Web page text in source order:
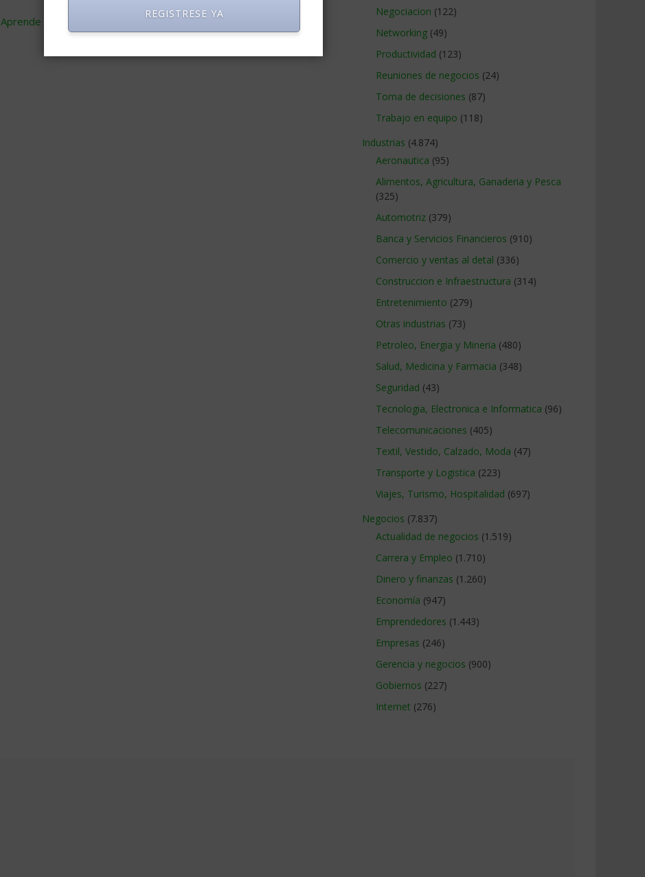
Aprende cómo se procesan los datos de tus comentarios
Negociacion (122)
Networking (49)
Productividad (123)
Reuniones de negocios (24)
Toma de decisiones (87)
Trabajo en equipo (118)
Industrias (4.874)
Aeronautica (95)
Alimentos, Agricultura, Ganaderia y Pesca
(325)
Automotriz (379)
Banca y Servicios Financieros (910)
Comercio y ventas al detal (336)
Construccion e Infraestructura (314)
Entretenimiento (279)
Otras industrias (73)
Petroleo, Energia y Mineria (480)
Salud, Medicina y Farmacia (348)
Seguridad (43)
Tecnologia, Electronica e Informatica (96)
Telecomunicaciones (405)
Textil, Vestido, Calzado, Moda (47)
Transporte y Logistica (223)
Viajes, Turismo, Hospitalidad (697)
Negocios (7.837)
Actualidad de negocios (1.519)
Carrera y Empleo (1.710)
Dinero y finanzas (1.260)
Economía (947)
Emprendedores (1.443)
Empresas (246)
Gerencia y negocios (900)
Gobiernos (227)
Internet (276)
REGISTRESE YA